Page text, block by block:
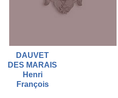
DAUVET
DES MARAIS
Henri
François